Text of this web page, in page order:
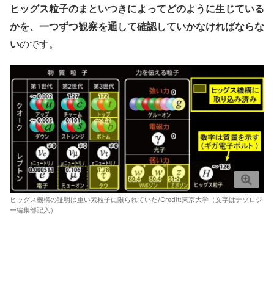
ヒッグス粒子のまといつきによってどのように生じている
かを、一つずつ観察を通して確認していかなければならな
いのです。
ヒッグス機構の証明は重い素粒子に限られていた/Credit:東京大学 （文字はナゾロジ
ー編集部記入）